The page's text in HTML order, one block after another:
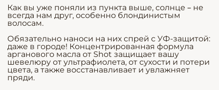
Как вы уже поняли из пункта выше, солнце – не
всегда нам друг, особенно блондинистым
волосам.
Обязательно наноси на них спрей с УФ-защитой:
даже в городе! Концентрированная формула
арганового масла от Shot защищает вашу
шевелюру от ультрафиолета, от сухости и потери
цвета, а также восстанавливает и увлажняет
пряди.